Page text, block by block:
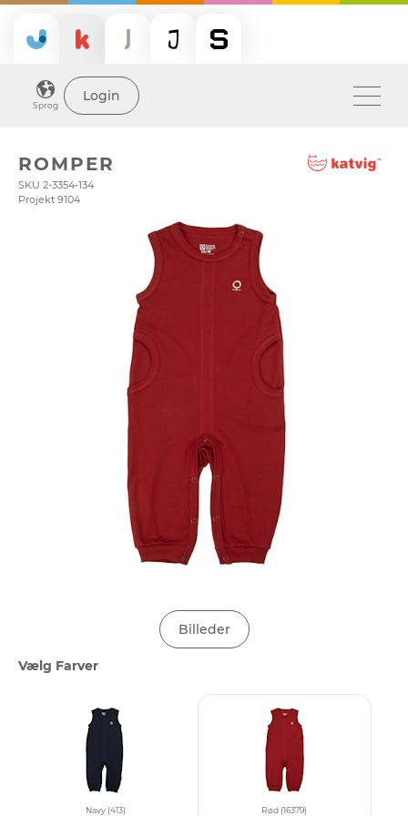
Sprog
Login
ROMPER
SKU 2-3354-134
Projekt 9104
Billeder
Vælg Farver
Navy (413) Rød (16379)